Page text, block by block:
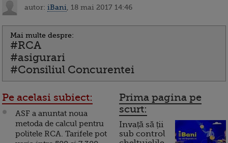
autor: iBani , 18 mai 2017 14:46
Mai multe despre:
#RCA
#asigurari
#Consiliul Concurentei
Pe acelasi subiect:
ASF a anuntat noua
metoda de calcul pentru
politele RCA. Tarifele pot
Prima pagina pe
scurt:
Invață să ții
sub control